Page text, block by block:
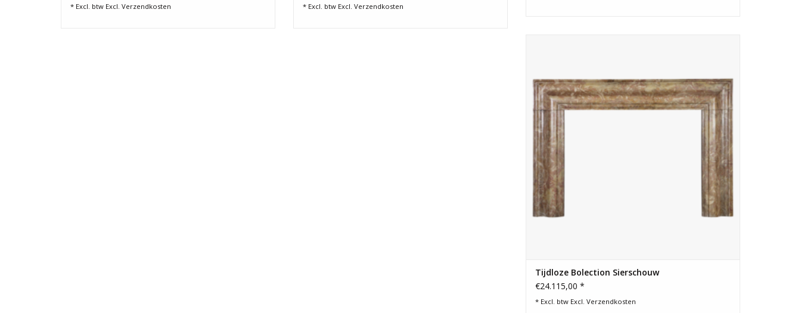
* Excl. btw Excl. Verzendkosten * Excl. btw Excl. Verzendkosten
Tijdloze Bolection Sierschouw
€24.115,00 *
* Excl. btw Excl. Verzendkosten